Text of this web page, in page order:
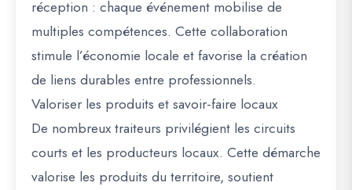
réception : chaque événement mobilise de
multiples compétences. Cette collaboration
stimule l’économie locale et favorise la création
de liens durables entre professionnels.
Valoriser les produits et savoir-faire locaux
De nombreux traiteurs privilégient les circuits
courts et les producteurs locaux. Cette démarche
valorise les produits du territoire, soutient